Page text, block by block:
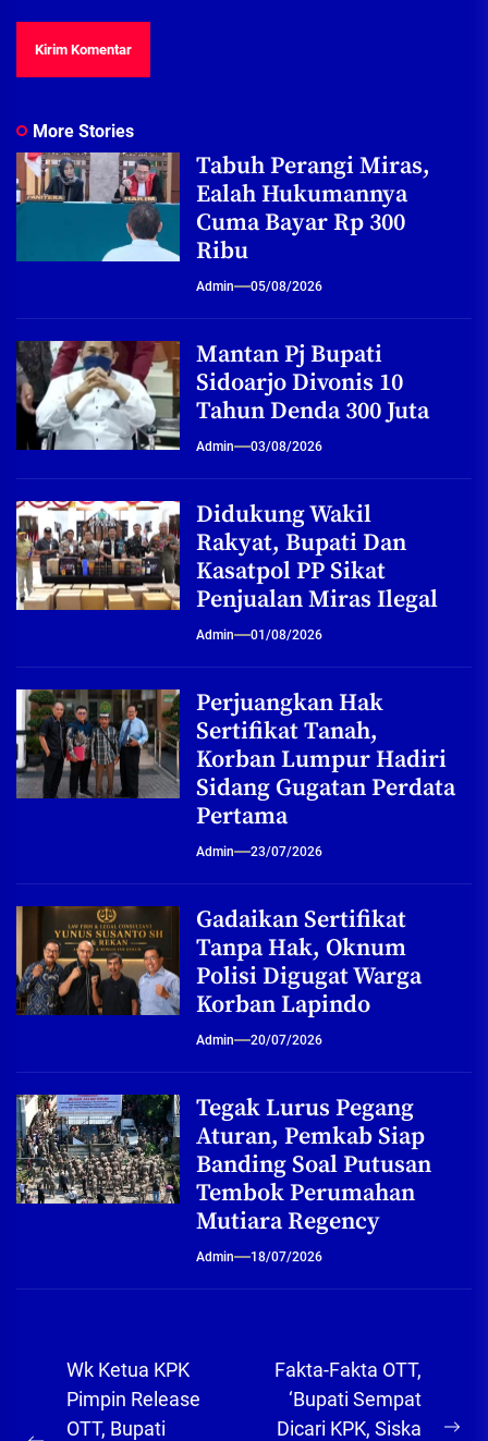
More Stories
Tabuh Perangi Miras,
Ealah Hukumannya
Cuma Bayar Rp 300
Ribu
Admin 05/08/2026
Mantan Pj Bupati
Sidoarjo Divonis 10
Tahun Denda 300 Juta
Admin 03/08/2026
Didukung Wakil
Rakyat, Bupati Dan
Kasatpol PP Sikat
Penjualan Miras Ilegal
Admin 01/08/2026
Perjuangkan Hak
Sertifikat Tanah,
Korban Lumpur Hadiri
Sidang Gugatan Perdata
Pertama
Admin 23/07/2026
Gadaikan Sertifikat
Tanpa Hak, Oknum
Polisi Digugat Warga
Korban Lapindo
Admin 20/07/2026
Tegak Lurus Pegang
Aturan, Pemkab Siap
Banding Soal Putusan
Tembok Perumahan
Mutiara Regency
Admin 18/07/2026
Navigasi
pos
Wk Ketua KPK
Pimpin Release
OTT, Bupati
Fakta-Fakta OTT,
‘Bupati Sempat
Dicari KPK, Siska